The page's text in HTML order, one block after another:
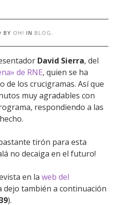
BY OH! IN BLOG
David Sierra, del
de RNE, quien se ha
de los crucigramas. Así que
muy agradables con
respondiendo a las
tirón para esta
no decaiga en el futuro!
en la web del
dejo también a continuación
).